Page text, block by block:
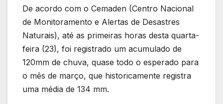
De acordo com o Cemaden (Centro Nacional
de Monitoramento e Alertas de Desastres
Naturais), até as primeiras horas desta quarta-
feira (23), foi registrado um acumulado de
120mm de chuva, quase todo o esperado para
o mês de março, que historicamente registra
uma média de 134 mm.